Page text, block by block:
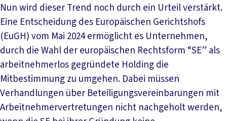
Nun wird dieser Trend noch durch ein Urteil verstärkt.
Eine Entscheidung des Europäischen Gerichtshofs
(EuGH) vom Mai 2024 ermöglicht es Unternehmen,
durch die Wahl der europäischen Rechtsform “SE” als
arbeitnehmerlos gegründete Holding die
Mitbestimmung zu umgehen. Dabei müssen
Verhandlungen über Beteiligungsvereinbarungen mit
Arbeitnehmervertretungen nicht nachgeholt werden,